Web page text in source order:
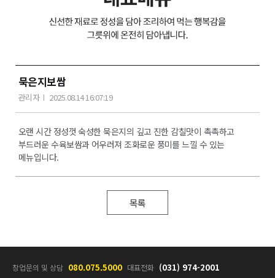
묵은지보쌈
관리자 2025.08.14 16:07:19
오랜 시간 정성껏 숙성한 묵은지의 깊고 진한 감칠맛이 촉촉하고
부드러운 수육보쌈과 어우러져 조화로운 풍미를 느낄 수 있는
메뉴입니다.
목록
창업문의 및 상담 080.075.5000 대표전화 (031) 974-2001